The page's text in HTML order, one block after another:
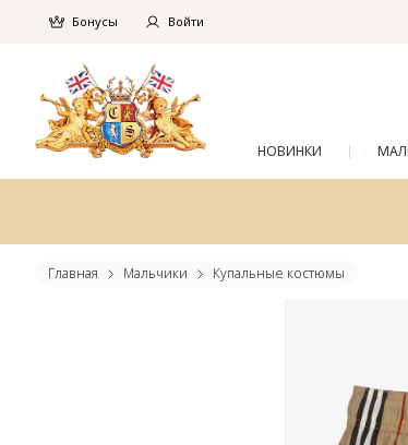
Бонусы Войти
НОВИНКИ
Главная Мальчики Купальные костюмы